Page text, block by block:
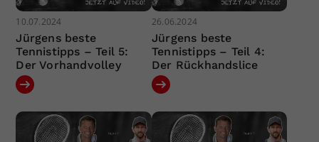
10.07.2024
Jürgens beste
Tennistipps – Teil 5:
Der Vorhandvolley
26.06.2024
Jürgens beste
Tennistipps – Teil 4:
Der Rückhandslice